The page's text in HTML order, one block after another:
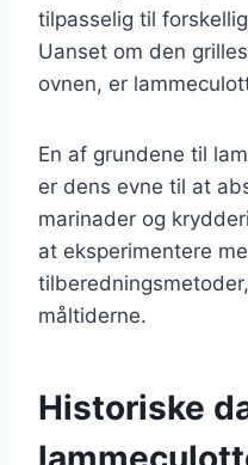
tilpasselig til
Uanset om den
ovnen, er
En af grundene til
er dens evne til at
marinader og
at eksperimentere
måltiderne.
Historiske